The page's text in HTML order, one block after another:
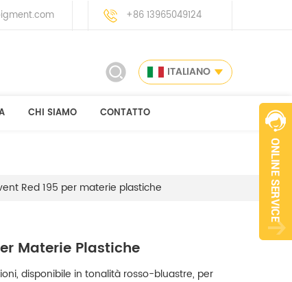
+86 13965049124
ITALIANO
CHI SIAMO CONTATTO
Red 195 per materie plastiche
Materie Plastiche
disponibile in tonalità rosso-bluastre, per